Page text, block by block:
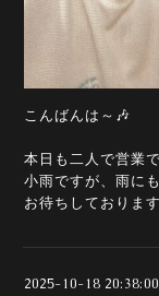
こんばんは～🎶
本日も二人で営業
小雨ですが、雨に
お待ちしておりま
2025-10-18 20:38:00